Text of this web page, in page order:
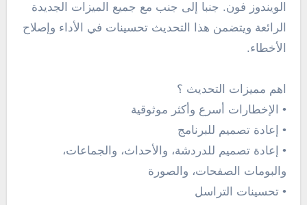
الويندوز فون. جنبا إلى جنب مع جميع الميزات
الجديدة
الرائعة ويتضمن هذا التحديث تحسينات في الأداء وإصلاح
الأخطاء.
اهم مميزات التحديث ؟
• الإخطارات أسرع وأكثر موثوقية
• إعادة تصميم للبرنامج
• إعادة تصميم للدردشة، والأحداث، والجماعات،
والبومات الصفحات، والصورة
• تحسينات التراسل